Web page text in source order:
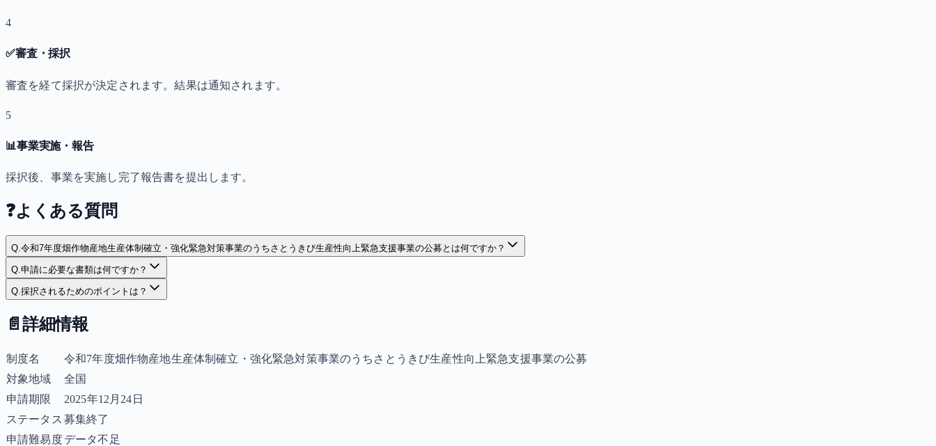
4
✅審査・採択
審査を経て採択が決定されます。結果は通知されます。
5
📊事業実施・報告
採択後、事業を実施し完了報告書を提出します。
❓よくある質問
Q.令和7年度畑作物産地生産体制確立・強化緊急対策事業のうちさとうきび生産性向上緊急支援事業の公募とは何ですか？
Q.申請に必要な書類は何ですか？
Q.採択されるためのポイントは？
📄 詳細情報
制度名
令和7年度畑作物産地生産体制確立・強化緊急対策事業のうちさとうきび生産性向上緊急支援事業の公募
対象地域
全国
申請期限
2025年12月24日
ステータス 募集終了
申請難易度データ不足